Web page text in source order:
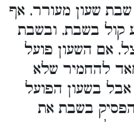
שעון מעורר, אף
קול בשבת, ובשבת
אם השעון פועל
להחמיר שלא
בשעון הפועל
בשבת את